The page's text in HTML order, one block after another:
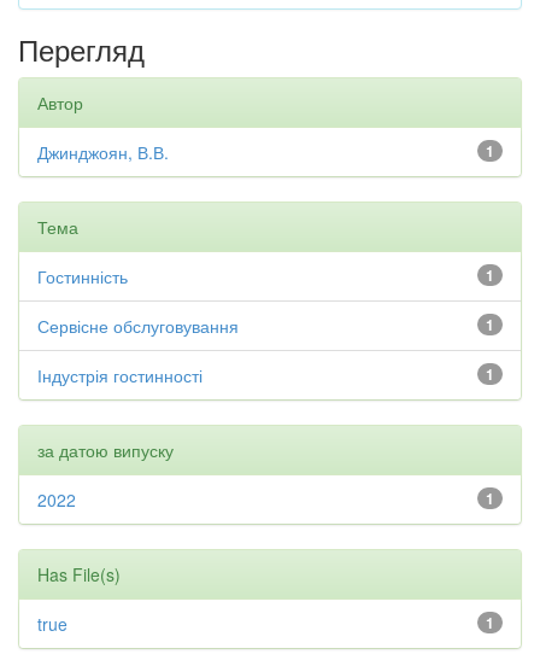
Перегляд
Автор
1
Джинджоян, В.В.
Тема
1
Гостинність
1
Сервісне обслуговування
1
Індустрія гостинності
за датою випуску
1
2022
Has File(s)
1
true